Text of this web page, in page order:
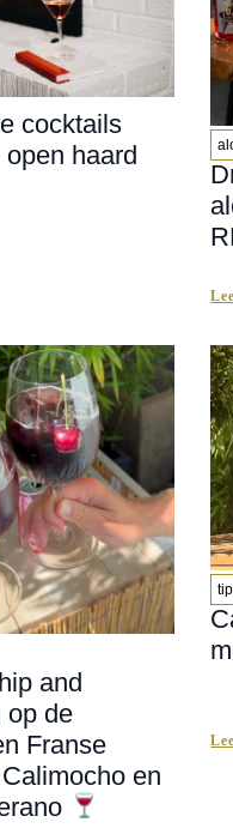
cocktails
haard
and
op de
Franse
en